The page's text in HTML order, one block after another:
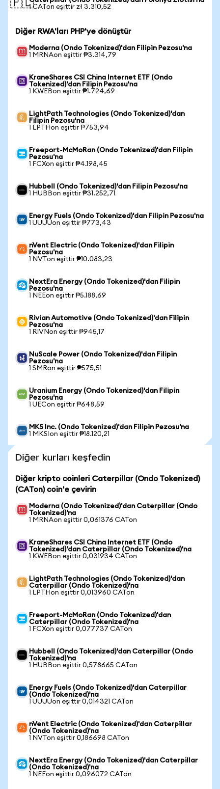
🇵🇱1 CATon eşittir zł 3.310,52
Diğer RWA'ları PHP'ye dönüştür
Moderna (Ondo Tokenized)'dan Filipin Pezosu'na
1 MRNAon eşittir ₱3.314,79
KraneShares CSI China Internet ETF (Ondo
Tokenized)'dan Filipin Pezosu'na
1 KWEBon eşittir ₱1.724,69
LightPath Technologies (Ondo Tokenized)'dan
Filipin Pezosu'na
1 LPTHon eşittir ₱753,94
Freeport-McMoRan (Ondo Tokenized)'dan Filipin
Pezosu'na
1 FCXon eşittir ₱4.198,45
Hubbell (Ondo Tokenized)'dan Filipin Pezosu'na
1 HUBBon eşittir ₱31.252,71
Energy Fuels (Ondo Tokenized)'dan Filipin Pezosu'na
1 UUUUon eşittir ₱773,43
nVent Electric (Ondo Tokenized)'dan Filipin
Pezosu'na
1 NVTon eşittir ₱10.083,23
NextEra Energy (Ondo Tokenized)'dan Filipin
Pezosu'na
1 NEEon eşittir ₱5.188,69
Rivian Automotive (Ondo Tokenized)'dan Filipin
Pezosu'na
1 RIVNon eşittir ₱945,17
NuScale Power (Ondo Tokenized)'dan Filipin
Pezosu'na
1 SMRon eşittir ₱575,51
Uranium Energy (Ondo Tokenized)'dan Filipin
Pezosu'na
1 UECon eşittir ₱648,59
MKS Inc. (Ondo Tokenized)'dan Filipin Pezosu'na
1 MKSIon eşittir ₱18.120,21
Diğer kurları keşfedin
Diğer kripto coinleri Caterpillar (Ondo Tokenized)
(CATon) coin'e çevirin
Moderna (Ondo Tokenized)'dan Caterpillar (Ondo
Tokenized)'na
1 MRNAon eşittir 0,061376 CATon
KraneShares CSI China Internet ETF (Ondo
Tokenized)'dan Caterpillar (Ondo Tokenized)'na
1 KWEBon eşittir 0,031934 CATon
LightPath Technologies (Ondo Tokenized)'dan
Caterpillar (Ondo Tokenized)'na
1 LPTHon eşittir 0,013960 CATon
Freeport-McMoRan (Ondo Tokenized)'dan
Caterpillar (Ondo Tokenized)'na
1 FCXon eşittir 0,077737 CATon
Hubbell (Ondo Tokenized)'dan Caterpillar (Ondo
Tokenized)'na
1 HUBBon eşittir 0,578665 CATon
Energy Fuels (Ondo Tokenized)'dan Caterpillar
(Ondo Tokenized)'na
1 UUUUon eşittir 0,014321 CATon
nVent Electric (Ondo Tokenized)'dan Caterpillar
(Ondo Tokenized)'na
1 NVTon eşittir 0,186698 CATon
NextEra Energy (Ondo Tokenized)'dan Caterpillar
(Ondo Tokenized)'na
1 NEEon eşittir 0,096072 CATon